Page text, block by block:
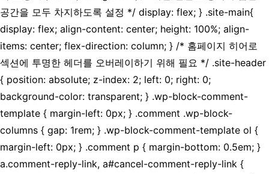
공간을 모두 차지하도록 설정 */ display: flex; } .site-main{
display: flex; align-content: center; height: 100%; align-
items: center; flex-direction: column; } /* 홈페이지 히어로
섹션에 투명한 헤더를 오버레이하기 위해 필요 */ .site-header
{ position: absolute; z-index: 2; left: 0; right: 0;
background-color: transparent; } .wp-block-comment-
template { margin-left: 0px; } .comment .wp-block-
columns { gap: 1rem; } .wp-block-comment-template ol {
margin-left: 0px; } .comment p { margin-bottom: 0.5em; }
a.comment-reply-link, a#cancel-comment-reply-link {